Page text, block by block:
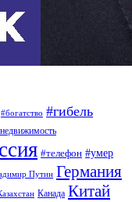
#богатство #гибель
#телефон #умер
Путин Германия
Канада Китай